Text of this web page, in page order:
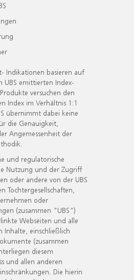
Indikationen basieren auf
UBS emittierten Index-
versuchen den
Index im Verhältnis 1:1
übernimmt dabei keine
die Genauigkeit,
Angemessenheit der
und regulatorische
Nutzung und der Zugriff
oder andere von der UBS
Tochtergesellschaften,
oder
(zusammen "UBS")
Webseiten und alle
Inhalte, einschließlich
(zusammen
diesem
und allen anderen
Die hierin